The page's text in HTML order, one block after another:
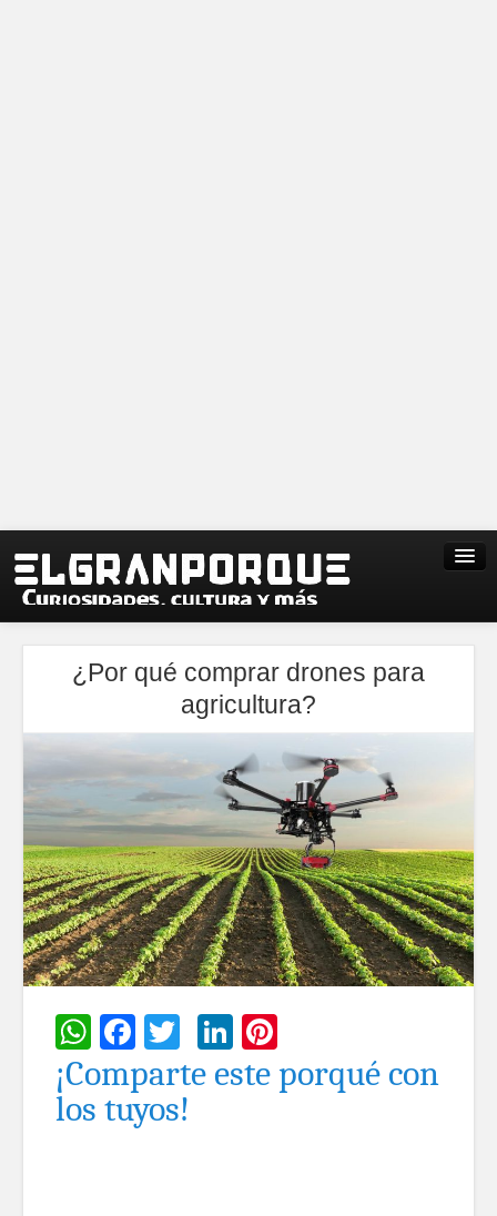
¿Por qué comprar drones para
agricultura?
WhatsApp
Facebook
TwitterLinkedIn
¡Comparte este porqué con
los tuyos!